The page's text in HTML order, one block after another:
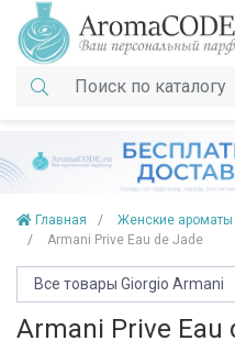
Главная Женские ароматы
Armani Prive Eau de Jade
Все товары Giorgio Armani
Armani Prive Eau